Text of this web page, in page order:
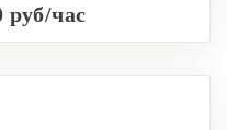
руб/час